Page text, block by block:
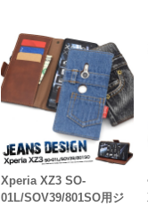
Xperia XZ3 SO-
01L/SOV39/801SO用ジ